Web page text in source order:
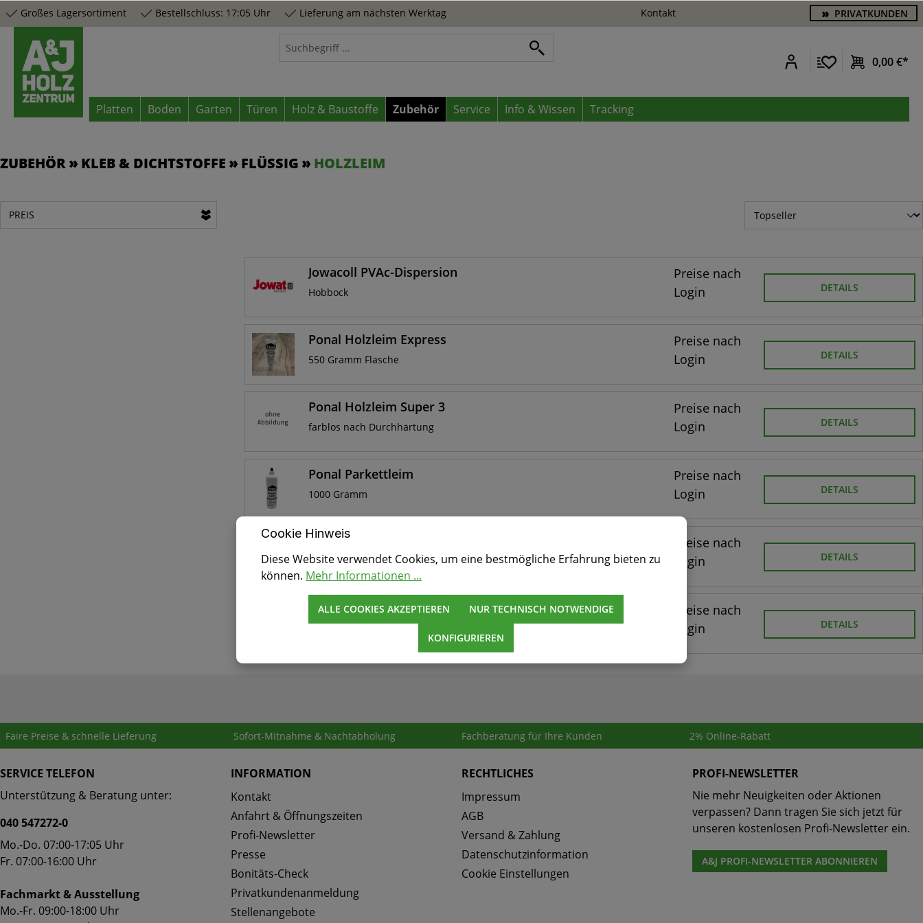
Zur Hauptnavigation springen
Großes Lagersortiment Bestellschluss: 17:05 Uhr Lieferung am nächsten Werktag Kontakt PRIVATKUNDEN
0,00 €*
Platten Boden Garten Türen Holz & Baustoffe Zubehör Service Info & Wissen Tracking
ZUBEHÖR KLEB & DICHTSTOFFE FLÜSSIG HOLZLEIM
PREIS
Jowacoll PVAc-Dispersion
Hobbock
Preise nach
Login
DETAILS
Ponal Holzleim Express
550 Gramm Flasche
Preise nach
Login
DETAILS
Ponal Holzleim Super 3
farblos nach Durchhärtung
Preise nach
Login
DETAILS
Ponal Parkettleim
1000 Gramm
Preise nach
Login
DETAILS
Ponal Holzleim
5 Kg Eimer LMF
Preise nach
Login
DETAILS
Ponal D4 Härter
Preise nach
Login
DETAILS
Faire Preise & schnelle Lieferung Sofort-Mitnahme & Nachtabholung Fachberatung für Ihre Kunden 2% Online-Rabatt
SERVICE TELEFON
Unterstützung & Beratung unter:
040 547272-0
Mo.-Do. 07:00-17:05 Uhr
Fr. 07:00-16:00 Uhr
Fachmarkt & Ausstellung
Mo.-Fr. 09:00-18:00 Uhr
INFORMATION
Kontakt
Anfahrt & Öffnungszeiten
Profi-Newsletter
Presse
Bonitäts-Check
Privatkundenanmeldung
Stellenangebote
RECHTLICHES
Impressum
AGB
Versand & Zahlung
Datenschutzinformation
Cookie Einstellungen
PROFI-NEWSLETTER
Nie mehr Neuigkeiten oder Aktionen
verpassen? Dann tragen Sie sich jetzt für
unseren kostenlosen Profi-Newsletter ein.
A&J PROFI-NEWSLETTER ABONNIEREN
Cookie Hinweis
Diese Website verwendet Cookies, um eine bestmögliche Erfahrung bieten zu
können. Mehr Informationen ...
NUR TECHNISCH NOTWENDIGE
KONFIGURIEREN
ALLE COOKIES AKZEPTIEREN